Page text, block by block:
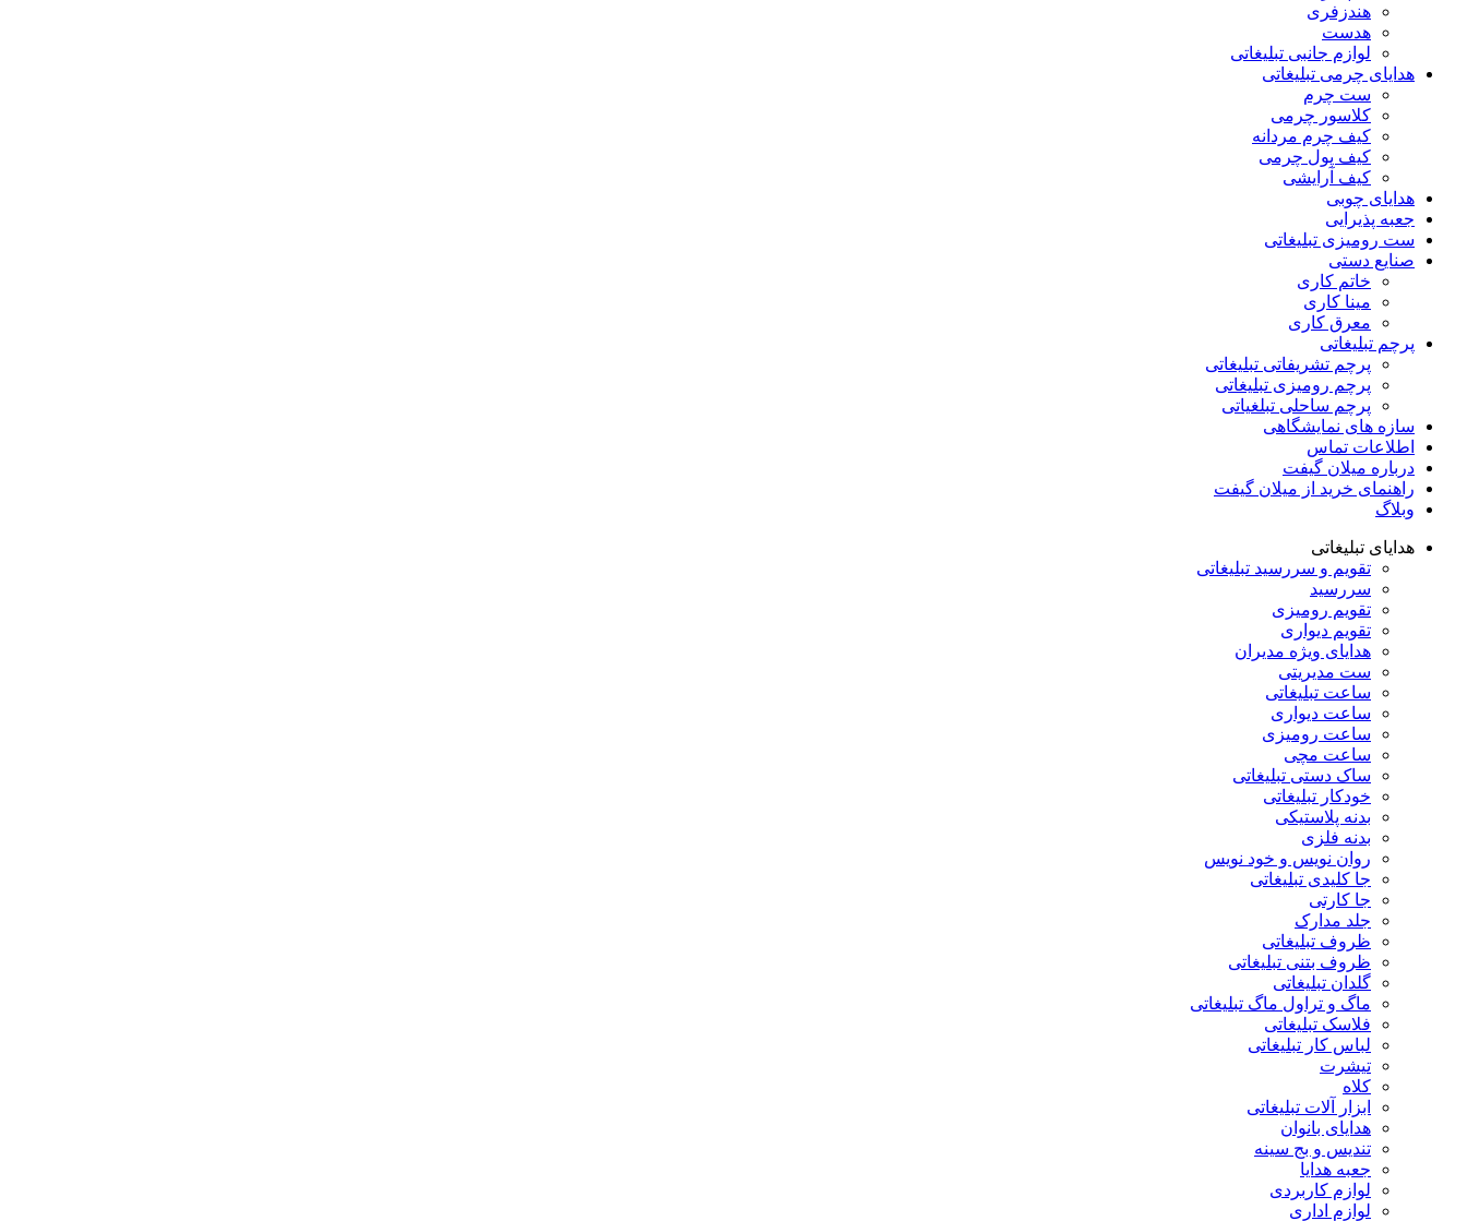
هندزفری
هدست
لوازم جانبی تبلیغاتی
هدایای چرمی تبلیغاتی
ست چرم
کلاسور چرمی
کیف چرم مردانه
کیف پول چرمی
کیف آرایشی
هدایای چوبی
جعبه پذیرایی
ست رومیزی تبلیغاتی
صنایع دستی
خاتم کاری
مینا کاری
معرق کاری
پرچم تبلیغاتی
پرچم تشریفاتی تبلیغاتی
پرچم رومیزی تبلیغاتی
پرچم ساحلی تبلغیاتی
سازه های نمایشگاهی
اطلاعات تماس
درباره میلان گیفت
راهنمای خرید از میلان گیفت
وبلاگ
هدایای تبلیغاتی
تقویم و سررسید تبلیغاتی
سررسید
تقویم رومیزی
تقویم دیواری
هدایای ویژه مدیران
ست مدیریتی
ساعت تبلیغاتی
ساعت دیواری
ساعت رومیزی
ساعت مچی
ساک دستی تبلیغاتی
خودکار تبلیغاتی
بدنه پلاستیکی
بدنه فلزی
روان نویس و خود نویس
جا کلیدی تبلیغاتی
جا کارتی
جلد مدارک
ظروف تبلیغاتی
ظروف بتنی تبلیغاتی
گلدان تبلیغاتی
ماگ و تراول ماگ تبلیغاتی
فلاسک تبلیغاتی
لباس کار تبلیغاتی
تیشرت
کلاه
ابزار آلات تبلیغاتی
هدایای بانوان
تندیس و بج سینه
جعبه هدایا
لوازم کاربردی
لوازم اداری